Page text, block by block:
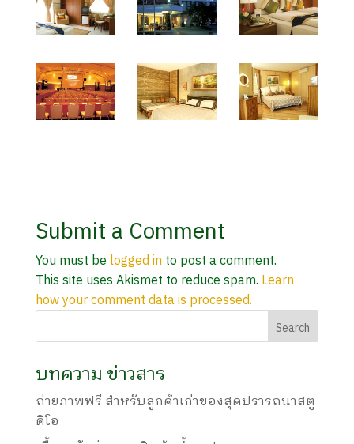
Submit a Comment
You must be logged into post a comment.
This site uses Akismet to reduce spam. Learn
how your comment data is processed.
บทความ ข่าวสาร
ถ่ายภาพฟรี สำหรับลูกค้าเก่าของสุดปรารถนาสตู
ดิโอ